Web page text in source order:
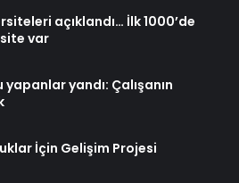
açıklandı… İlk 1000’de
var
yandı: Çalışanın
İçin Gelişim Projesi